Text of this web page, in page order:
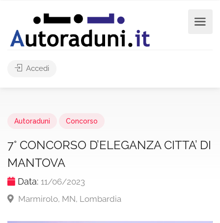
Accedi
Autoraduni Concorso
7° CONCORSO D’ELEGANZA CITTA’ DI
MANTOVA
Data: 11/06/2023
Marmirolo, MN, Lombardia